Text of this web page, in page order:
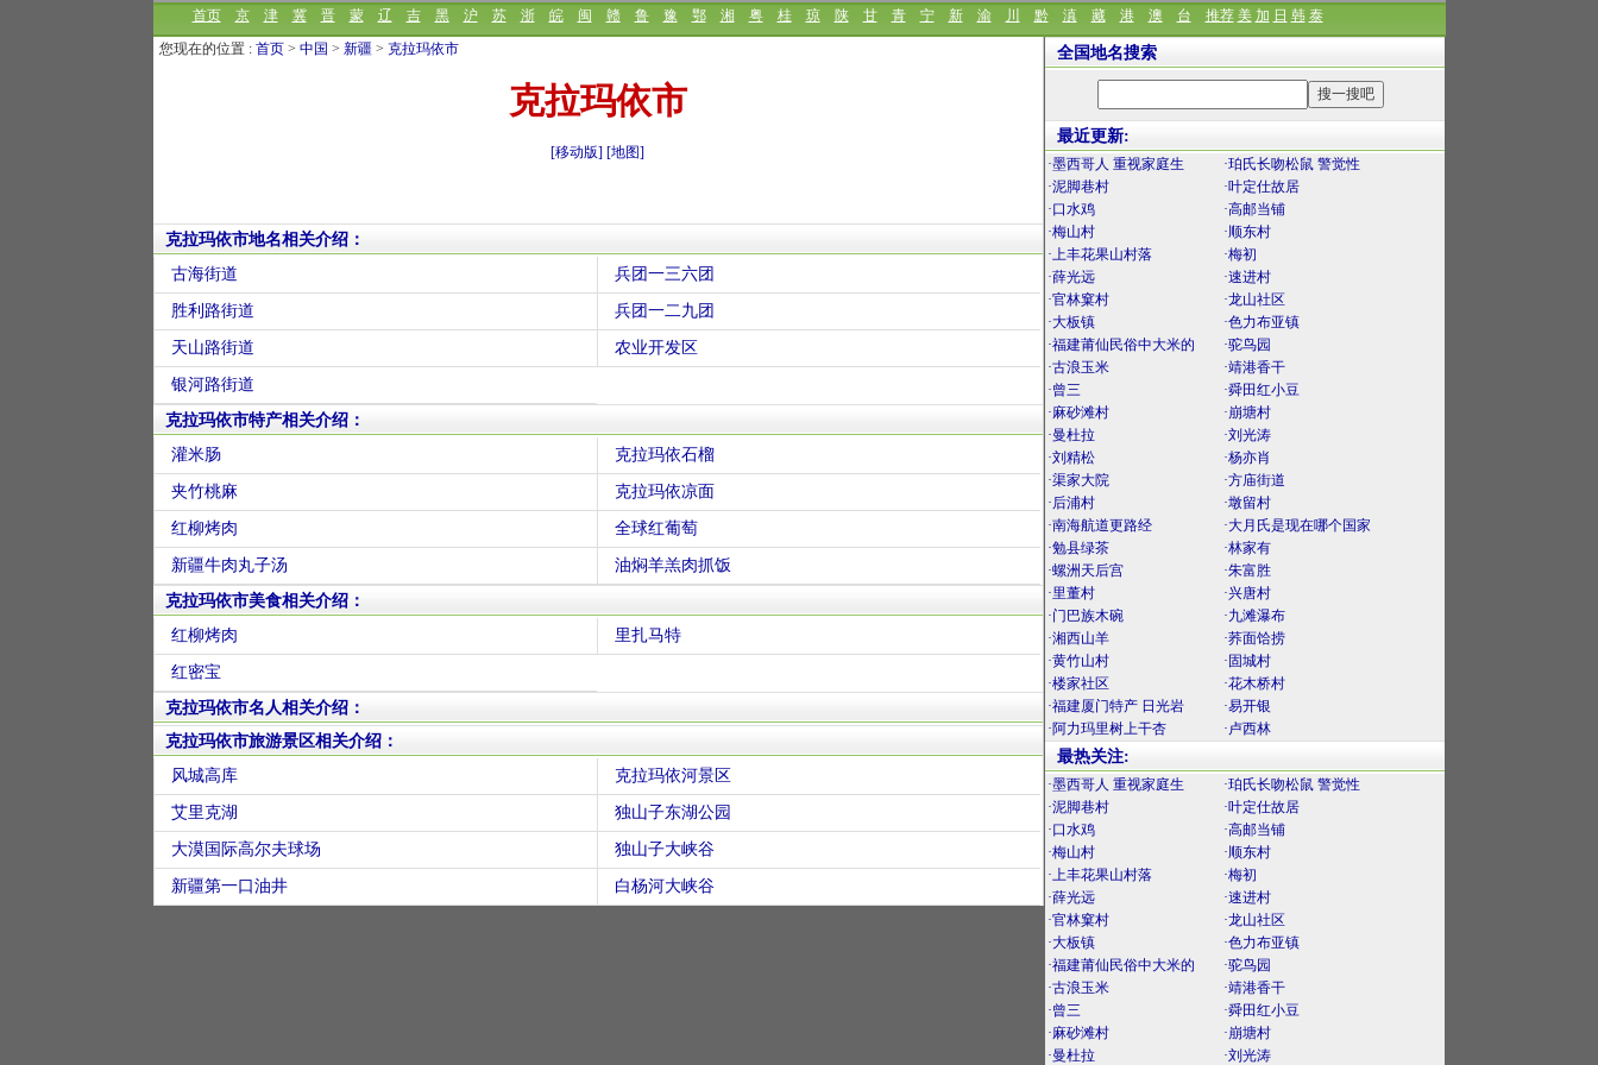
首页 京 津 冀 晋 蒙 辽 吉 黑 沪 苏 浙 皖 闽 赣 鲁 豫 鄂 湘 粤 桂 琼 陕 甘 青 宁 新 渝 川 黔 滇 藏 港 澳 台 推荐 美 加 日 韩 泰
您现在的位置 : 首页> 中国 > 新疆 > 克拉玛依市
克拉玛依市
[移动版] [地图]
克拉玛依市地名相关介绍：
古海街道
兵团一三六团
胜利路街道 兵团一二九团
天山路街道 农业开发区
银河路街道
克拉玛依市特产相关介绍：
灌米肠
克拉玛依石榴
夹竹桃麻 克拉玛依凉面
红柳烤肉 全球红葡萄
新疆牛肉丸子汤
油焖羊羔肉抓饭
克拉玛依市美食相关介绍：
红柳烤肉
里扎马特
红密宝
克拉玛依市名人相关介绍：
克拉玛依市旅游景区相关介绍：
风城高库
克拉玛依河景区
艾里克湖 独山子东湖公园
大漠国际高尔夫球场 独山子大峡谷
新疆第一口油井 白杨河大峡谷
全国地名搜索
最近更新:
·墨西哥人 重视家庭生
·珀氏长吻松鼠 警觉性
·泥脚巷村
·叶定仕故居
·口水鸡
·高邮当铺
·梅山村
·顺东村
·上丰花果山村落
·梅初
·薛光远
·速进村
·官林窠村
·龙山社区
·大板镇
·色力布亚镇
·福建莆仙民俗中大米的
·驼鸟园
·古浪玉米
·靖港香干
·曾三
·舜田红小豆
·麻砂滩村
·崩塘村
·曼杜拉
·刘光涛
·刘精松
·杨亦肖
·渠家大院
·方庙街道
·后浦村
·墩留村
·南海航道更路经
·大月氏是现在哪个国家
·勉县绿茶
·林家有
·螺洲天后宫
·朱富胜
·里董村
·兴唐村
·门巴族木碗
·九滩瀑布
·湘西山羊
·荞面饸捞
·黄竹山村
·固城村
·楼家社区
·花木桥村
·福建厦门特产 日光岩
·易开银
·阿力玛里树上干杏
·卢西林
最热关注:
·墨西哥人 重视家庭生
·珀氏长吻松鼠 警觉性
·泥脚巷村
·叶定仕故居
·口水鸡
·高邮当铺
·梅山村
·顺东村
·上丰花果山村落
·梅初
·薛光远
·速进村
·官林窠村
·龙山社区
·大板镇
·色力布亚镇
·福建莆仙民俗中大米的
·驼鸟园
·古浪玉米
·靖港香干
·曾三
·舜田红小豆
·麻砂滩村
·崩塘村
·曼杜拉
·刘光涛